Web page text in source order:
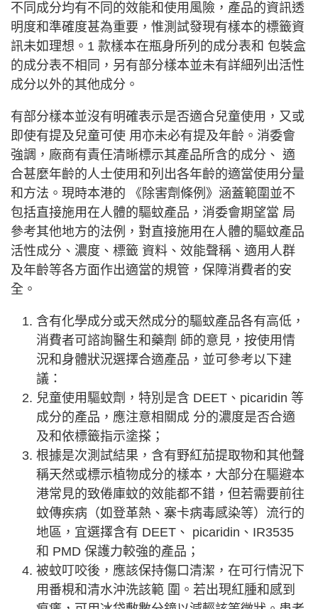
不同成分均有不同的效能和使用風險，產品的資訊透
明度和準確度甚為重要，惟測試發現有樣本的標籤資
訊未如理想。1 款樣本在瓶身所列的成分表和 包裝盒
的成分表不相同，另有部分樣本並未有詳細列出活性
成分以外的其他成分。
有部分樣本並沒有明確表示是否適合兒童使用，又或
即使有提及兒童可使 用亦未必有提及年齡。消委會
強調，廠商有責任清晰標示其產品所含的成分、 適
合甚麼年齡的人士使用和列出各年齡的適當使用分量
和方法。現時本港的 《除害劑條例》涵蓋範圍並不
包括直接施用在人體的驅蚊產品，消委會期望當 局
參考其他地方的法例，對直接施用在人體的驅蚊產品
活性成分、濃度、標籤 資料、效能聲稱、適用人群
及年齡等各方面作出適當的規管，保障消費者的安
全。
含有化學成分或天然成分的驅蚊產品各有高低，
消費者可諮詢醫生和藥劑 師的意見，按使用情
況和身體狀況選擇合適產品，並可參考以下建
議：
兒童使用驅蚊劑，特別是含 DEET、picaridin 等
成分的產品，應注意相關成 分的濃度是否合適
及和依標籤指示塗搽；
根據是次測試結果，含有野紅茄提取物和其他聲
稱天然或標示植物成分的樣本，大部分在驅避本
港常見的致倦庫蚊的效能都不錯，但若需要前往
蚊傳疾病（如登革熱、寨卡病毒感染等）流行的
地區，宜選擇含有 DEET、 picaridin、IR3535
和 PMD 保護力較強的產品；
被蚊叮咬後，應該保持傷口清潔，在可行情況下
用番梘和清水沖洗該範 圍。若出現紅腫和感到